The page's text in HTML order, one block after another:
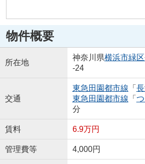
物件概要
所在地
神奈川県横浜市緑区
-24
交通
東急田園都市線 「
東急田園都市線 「
分
賃料 6.9万円
管理費等 4,000円